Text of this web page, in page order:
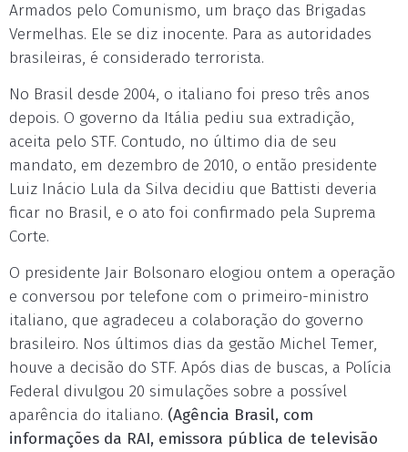
Armados pelo Comunismo, um braço das Brigadas
Vermelhas. Ele se diz inocente. Para as autoridades
brasileiras, é considerado terrorista.
No Brasil desde 2004, o italiano foi preso três anos
depois. O governo da Itália pediu sua extradição,
aceita pelo STF. Contudo, no último dia de seu
mandato, em dezembro de 2010, o então presidente
Luiz Inácio Lula da Silva decidiu que Battisti deveria
ficar no Brasil, e o ato foi confirmado pela Suprema
Corte.
O presidente Jair Bolsonaro elogiou ontem a operação
e conversou por telefone com o primeiro-ministro
italiano, que agradeceu a colaboração do governo
brasileiro. Nos últimos dias da gestão Michel Temer,
houve a decisão do STF. Após dias de buscas, a Polícia
Federal divulgou 20 simulações sobre a possível
aparência do italiano. (Agência Brasil, com
informações da RAI, emissora pública de televisão